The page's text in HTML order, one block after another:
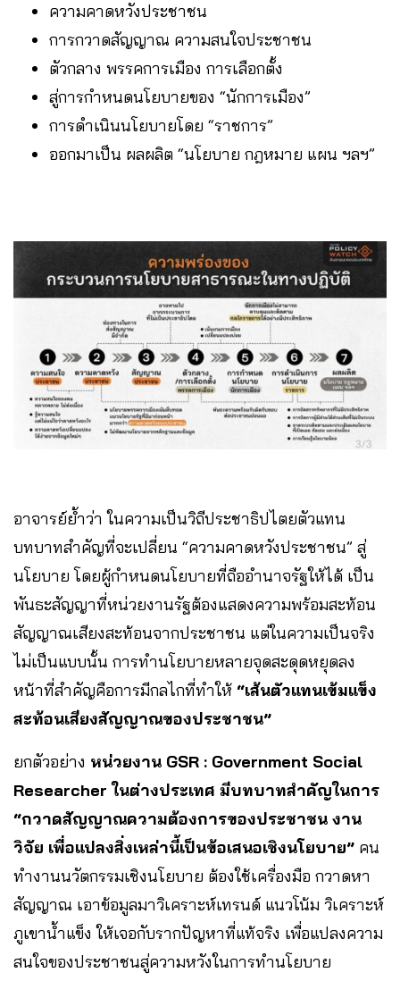
ความคาดหวังประชาชน
การกวาดสัญญาณ ความสนใจประชาชน
ตัวกลาง พรรคการเมือง การเลือกตั้ง
สู่การกำหนดนโยบายของ “นักการเมือง”
การดำเนินนโยบายโดย “ราชการ”
ออกมาเป็น ผลผลิต “นโยบาย กฎหมาย แผน ฯลฯ”
อาจารย์ย้ำว่า ในความเป็นวิถีประชาธิปไตยตัวแทน
บทบาทสำคัญที่จะเปลี่ยน “ความคาดหวังประชาชน” สู่
นโยบาย โดยผู้กำหนดนโยบายที่ถืออำนาจรัฐให้ได้ เป็น
พันธะสัญญาที่หน่วยงานรัฐต้องแสดงความพร้อมสะท้อน
สัญญาณเสียงสะท้อนจากประชาชน แต่ในความเป็นจริง
ไม่เป็นแบบนั้น การทำนโยบายหลายจุดสะดุดหยุดลง
หน้าที่สำคัญคือการมีกลไกที่ทำให้ “เส้นตัวแทนเข้มแข็ง
สะท้อนเสียงสัญญาณของประชาชน”
ยกตัวอย่าง หน่วยงาน GSR : Government Social
Researcher ในต่างประเทศ มีบทบาทสำคัญในการ
“กวาดสัญญาณความต้องการของประชาชน งาน
วิจัย เพื่อแปลงสิ่งเหล่านี้เป็นข้อเสนอเชิงนโยบาย” คน
ทำงานนวัตกรรมเชิงนโยบาย ต้องใช้เครื่องมือ กวาดหา
สัญญาณ เอาข้อมูลมาวิเคราะห์เทรนด์ แนวโน้ม วิเคราะห์
ภูเขาน้ำแข็ง ให้เจอกับรากปัญหาที่แท้จริง เพื่อแปลงความ
สนใจของประชาชนสู่ความหวังในการทำนโยบาย